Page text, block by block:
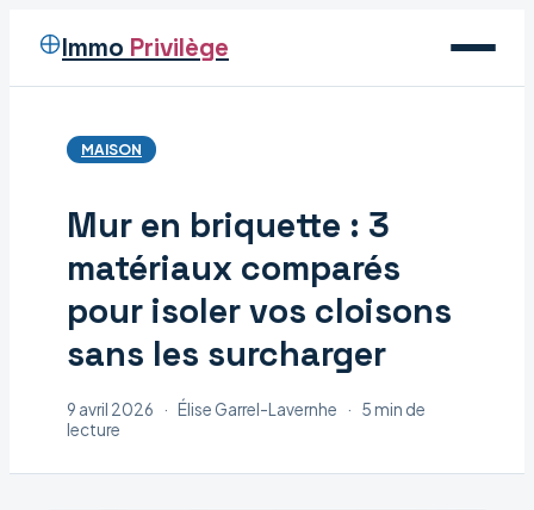
Immo Privilège
Voyage
Maison
MAISON
Mur en briquette : 3
matériaux comparés
pour isoler vos cloisons
sans les surcharger
9 avril 2026 · Élise Garrel-Lavernhe · 5 min de
lecture